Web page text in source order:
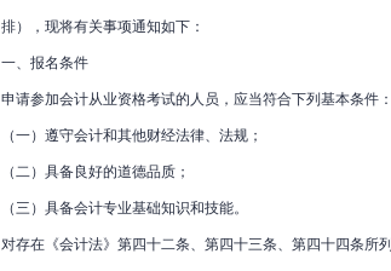
排），现将有关事项通知如下：
一、报名条件
申请参加会计从业资格考试的人员，应当符合下列基本条件：
（一）遵守会计和其他财经法律、法规；
（二）具备良好的道德品质；
（三）具备会计专业基础知识和技能。
对存在《会计法》第四十二条、第四十三条、第四十四条所